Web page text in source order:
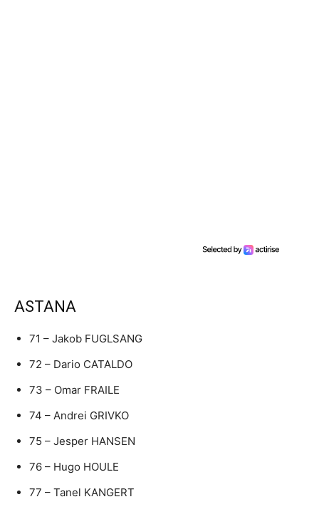
ASTANA
71 – Jakob FUGLSANG
72 – Dario CATALDO
73 – Omar FRAILE
74 – Andrei GRIVKO
75 – Jesper HANSEN
76 – Hugo HOULE
77 – Tanel KANGERT